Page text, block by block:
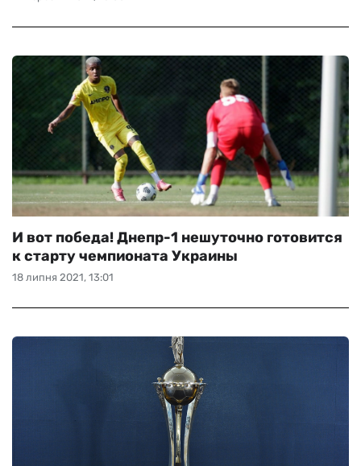
18 липня 2021, 13:01
И вот победа! Днепр-1 нешуточно готовится
к старту чемпионата Украины